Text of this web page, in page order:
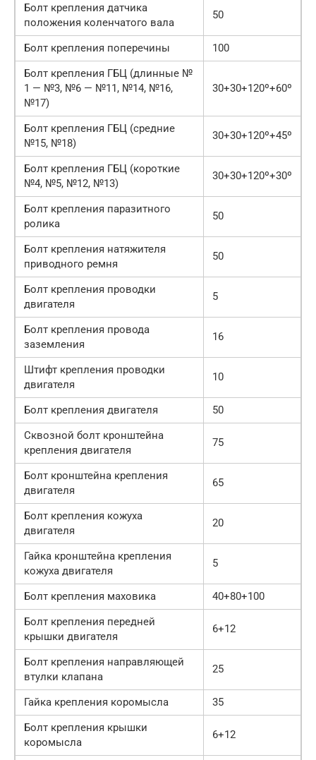
Болт крепления датчика
положения коленчатого вала
50
Болт крепления поперечины
100
Болт крепления ГБЦ (длинные №
1 — №3, №6 — №11, №14, №16,
№17)
30+30+120º+60º
Болт крепления ГБЦ (средние
№15, №18)
30+30+120º+45º
Болт крепления ГБЦ (короткие
№4, №5, №12, №13)
30+30+120º+30º
Болт крепления паразитного
ролика
50
Болт крепления натяжителя
приводного ремня
50
Болт крепления проводки
двигателя
5
Болт крепления провода
заземления
16
Штифт крепления проводки
двигателя
10
Болт крепления двигателя
50
Сквозной болт кронштейна
крепления двигателя
75
Болт кронштейна крепления
двигателя
65
Болт крепления кожуха
двигателя
20
Гайка кронштейна крепления
кожуха двигателя
5
Болт крепления маховика
40+80+100
Болт крепления передней
крышки двигателя
6+12
Болт крепления направляющей
втулки клапана
25
Гайка крепления коромысла
35
Болт крепления крышки
коромысла
6+12